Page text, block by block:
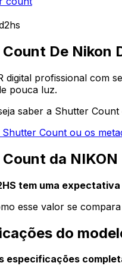
De Nikon
digital profissional com
pouca luz.
saber a Shutter
Count ou os
da
tem uma
esse valor se
do
especificações